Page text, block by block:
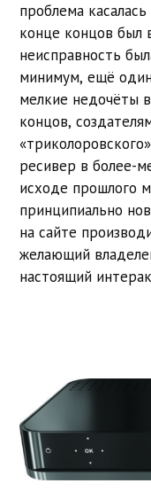
проблема
конце концов был
неисправность
минимум, ещё
мелкие недочёты
концов,
ресивер в более-
исходе прошлого
принципиально
на сайте
желающий
настоящий